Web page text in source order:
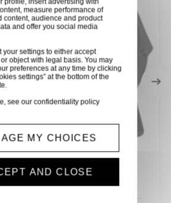
measure performance of
content, audience and product
and offer you social media
your settings to either accept
object with legal basis. You may
preferences at any time by clicking
settings” at the bottom of the
see ourconfidentiality policy
MY CHOICES
AND CLOSE